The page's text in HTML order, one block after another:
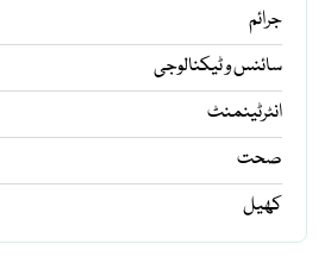
جرائم
سائنس و ٹیکنالوجی
انٹرٹینمنٹ
صحت
کھیل